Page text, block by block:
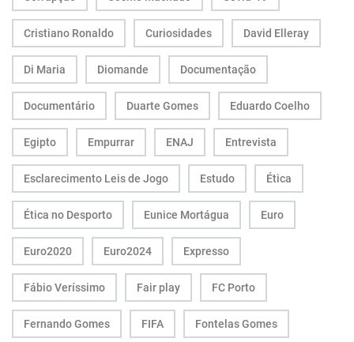
Cristiano Ronaldo Curiosidades David Elleray
Di Maria Diomande Documentação
Documentário Duarte Gomes Eduardo Coelho
Egipto Empurrar ENAJ Entrevista
Esclarecimento Leis de Jogo Estudo Ética
Ética no Desporto Eunice Mortágua Euro
Euro2020 Euro2024 Expresso
Fábio Veríssimo Fair play FC Porto
Fernando Gomes FIFA Fontelas Gomes